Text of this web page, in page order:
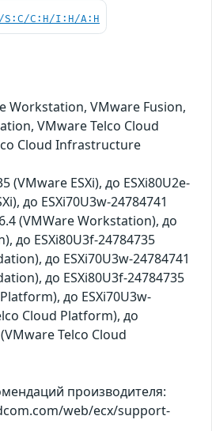
S:C/C:H/I:H/A:H
Workstation, VMware Fusion,
VMware Telco Cloud
Cloud Infrastructure
(VMware ESXi), до ESXi80U2e-
до ESXi70U3w-24784741
(VMWare Workstation), до
до ESXi80U3f-24784735
до ESXi70U3w-24784741
до ESXi80U3f-24784735
до ESXi70U3w-
Cloud Platform), до
Telco Cloud
производителя:
web/ecx/support-